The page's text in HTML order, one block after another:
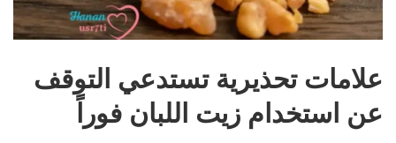
علامات تحذيرية تستدعي التوقف
عن استخدام زيت اللبان فوراً